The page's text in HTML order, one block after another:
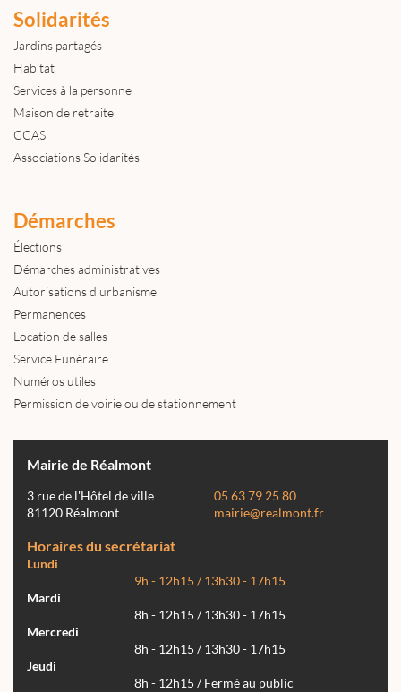
Solidarités
Jardins partagés
Habitat
Services à la personne
Maison de retraite
CCAS
Associations Solidarités
Démarches
Élections
Démarches administratives
Autorisations d'urbanisme
Permanences
Location de salles
Service Funéraire
Numéros utiles
Permission de voirie ou de stationnement
Mairie de Réalmont
3 rue de l'Hôtel de ville
81120 Réalmont
05 63 79 25 80
mairie@realmont.fr
Horaires du secrétariat
Lundi
9h - 12h15 / 13h30 - 17h15
Mardi
8h - 12h15 / 13h30 - 17h15
Mercredi
8h - 12h15 / 13h30 - 17h15
Jeudi
8h - 12h15 / Fermé au public